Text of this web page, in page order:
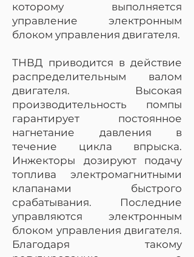
которому выполняется
управление электронным
блоком управления двигателя.
ТНВД приводится в действие
распределительным валом
двигателя. Высокая
производительность помпы
гарантирует постоянное
нагнетание давления в
течение цикла впрыска.
Инжекторы дозируют подачу
топлива электромагнитными
клапанами быстрого
срабатывания. Последние
управляются электронным
блоком управления двигателя.
Благодаря такому